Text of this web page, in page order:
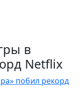
в
Netflix
побил рекорд